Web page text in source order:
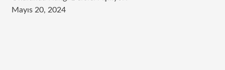
Mayıs 20, 2024